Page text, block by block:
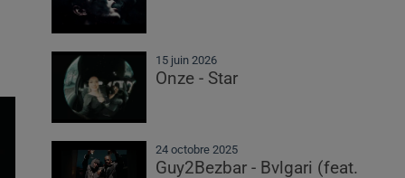
15 juin 2026
Onze - Star
24 octobre 2025
Guy2Bezbar - Bvlgari (feat.